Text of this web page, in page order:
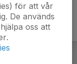
för att vår
De används
oss att